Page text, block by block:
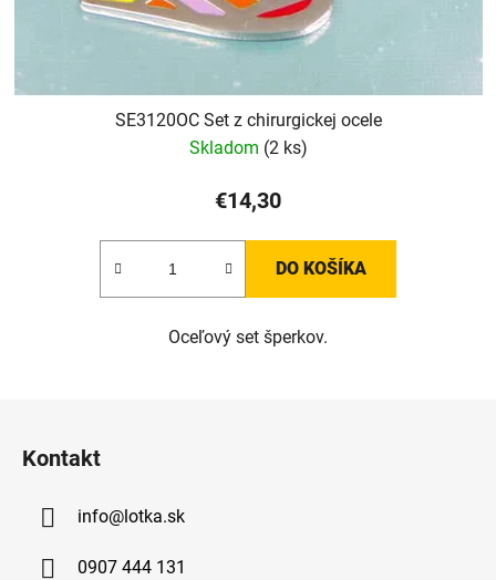
SE3120OC Set z chirurgickej ocele
Skladom (2 ks)
€14,30
DO KOŠÍKA
Oceľový set šperkov.
Kontakt
info@lotka.sk
0907 444 131